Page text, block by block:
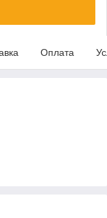
Оплата